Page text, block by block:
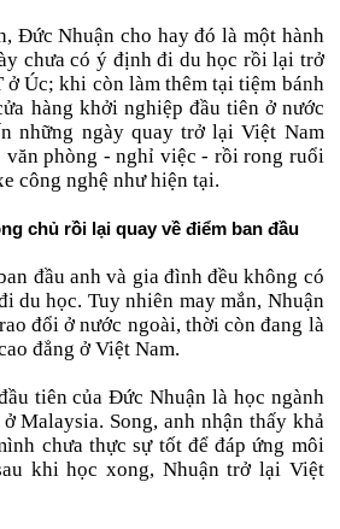
Đức Nhuận cho hay đó là một hành
chưa có ý định đi du học rồi lại trở
Úc; khi còn làm thêm tại tiệm bánh
hàng khởi nghiệp đầu tiên ở nước
những ngày quay trở lại Việt Nam
văn phòng - nghỉ việc - rồi rong ruổi
công nghệ như hiện tại.
chủ rồi lại quay về điểm ban đầu
đầu anh và gia đình đều không có
du học. Tuy nhiên may mắn, Nhuận
đổi ở nước ngoài, thời còn đang là
đẳng ở Việt Nam.
tiên của Đức Nhuận là học ngành
Malaysia. Song, anh nhận thấy khả
chưa thực sự tốt để đáp ứng môi
khi học xong, Nhuận trở lại Việt